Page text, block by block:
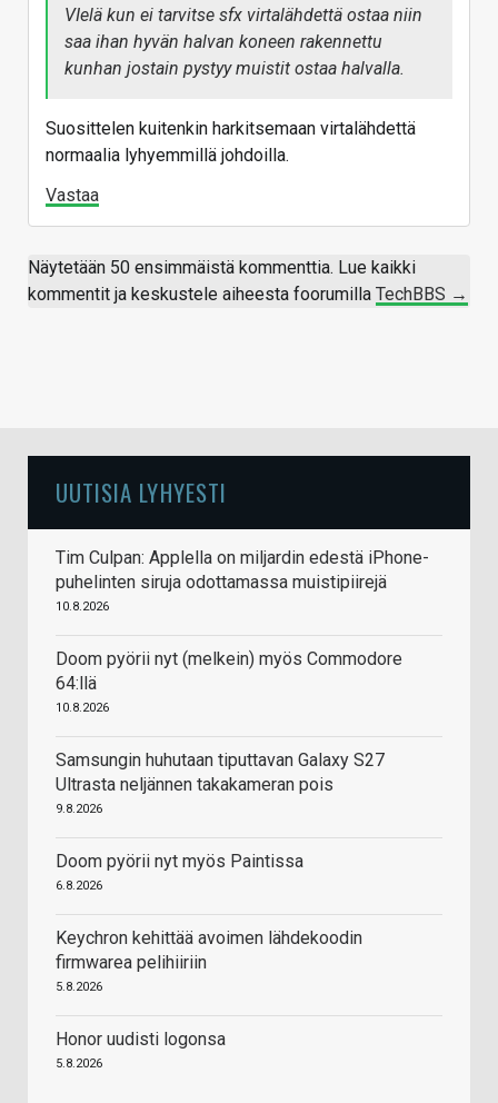
VIelä kun ei tarvitse sfx virtalähdettä ostaa niin
saa ihan hyvän halvan koneen rakennettu
kunhan jostain pystyy muistit ostaa halvalla.
Suosittelen kuitenkin harkitsemaan virtalähdettä
normaalia lyhyemmillä johdoilla.
Vastaa
Näytetään 50 ensimmäistä kommenttia. Lue kaikki
kommentit ja keskustele aiheesta foorumilla TechBBS →
UUTISIA LYHYESTI
Tim Culpan: Applella on miljardin edestä iPhone-
puhelinten siruja odottamassa muistipiirejä
10.8.2026
Doom pyörii nyt (melkein) myös Commodore
64:llä
10.8.2026
Samsungin huhutaan tiputtavan Galaxy S27
Ultrasta neljännen takakameran pois
9.8.2026
Doom pyörii nyt myös Paintissa
6.8.2026
Keychron kehittää avoimen lähdekoodin
firmwarea pelihiiriin
5.8.2026
Honor uudisti logonsa
5.8.2026